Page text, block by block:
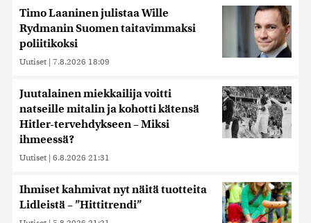
Timo Laaninen julistaa Wille
Rydmanin Suomen taitavimmaksi
poliitikoksi
Uutiset | 7.8.2026 18:09
Juutalainen miekkailija voitti
natseille mitalin ja kohotti kätensä
Hitler-tervehdykseen – Miksi
ihmeessä?
Uutiset | 6.8.2026 21:31
Ihmiset kahmivat nyt näitä tuotteita
Lidleistä – ”Hittitrendi”